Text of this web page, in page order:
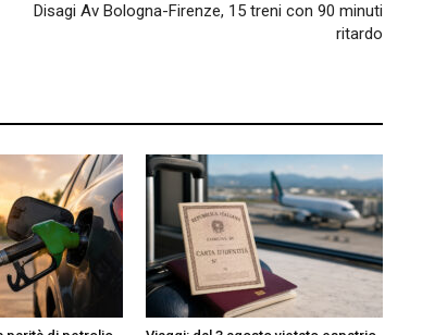
Disagi Av Bologna-Firenze, 15 treni con 90 minuti
ritardo